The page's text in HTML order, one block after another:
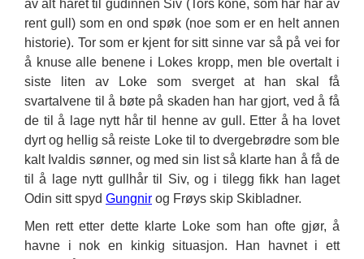
av alt håret til gudinnen Siv (Tors kone, som har hår av
rent gull) som en ond spøk (noe som er en helt annen
historie). Tor som er kjent for sitt sinne var så på vei for
å knuse alle benene i Lokes kropp, men ble overtalt i
siste liten av Loke som sverget at han skal få
svartalvene til å bøte på skaden han har gjort, ved å få
de til å lage nytt hår til henne av gull. Etter å ha lovet
dyrt og hellig så reiste Loke til to dvergebrødre som ble
kalt Ivaldis sønner, og med sin list så klarte han å få de
til å lage nytt gullhår til Siv, og i tilegg fikk han laget
Odin sitt spyd Gungnir og Frøys skip Skibladner.
Men rett etter dette klarte Loke som han ofte gjør, å
havne i nok en kinkig situasjon. Han havnet i ett